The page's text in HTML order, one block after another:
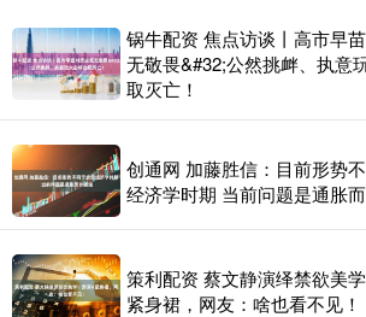
锅牛配资 焦点访谈丨高市早
无敬畏&#32;公然挑衅、执意
取灭亡！
创通网 加藤胜信：目前形势
经济学时期 当前问题是通胀
策利配资 蔡文静演绎禁欲美
紧身裙，网友：啥也看不见！